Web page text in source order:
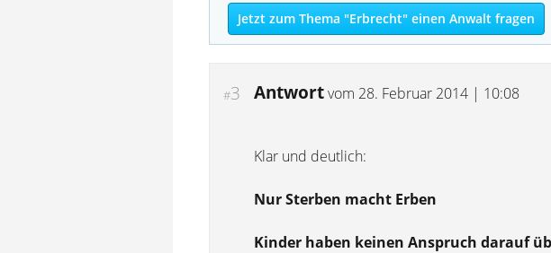
Jetzt zum Thema "Erbrecht" einen Anwalt fragen
#3 Antwortvom 28. Februar 2014 | 10:08
Klar und deutlich:
Nur Sterben macht Erben
Kinder haben keinen Anspruch darauf